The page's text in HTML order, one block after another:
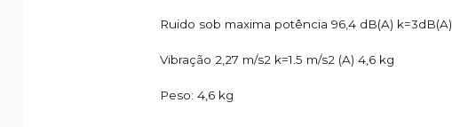
Ruido sob maxima potência 96,4 dB(A) k=3dB(A)
Vibração 2,27 m/s2 k=1.5 m/s2 (A) 4,6 kg
Peso: 4,6 kg